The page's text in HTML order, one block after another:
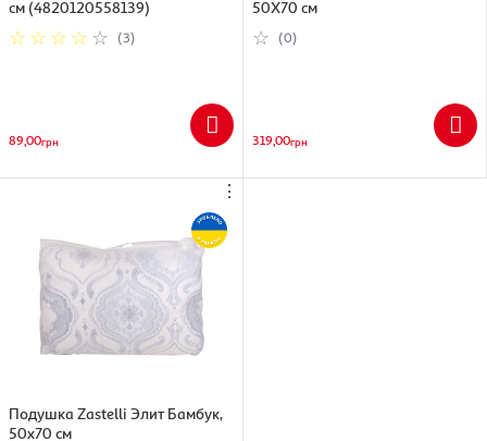
Ткань: Итальянский мако-батист (100% хлопок)
Наполнитель: Эвкалипт
см (4820120558139)
(3)
89,00грн
50Х70 см
(0)
319,00грн
⋮
Подушка Zastelli Элит Бамбук,
50х70 см